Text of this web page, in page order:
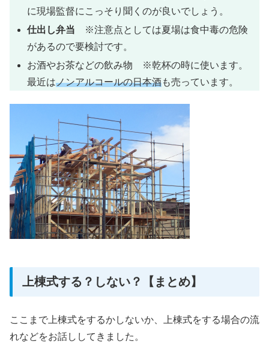
に現場監督にこっそり聞くのが良いでしょう。
仕出し弁当 ※注意点としては夏場は食中毒の危険
があるので要検討です。
お酒やお茶などの飲み物 ※乾杯の時に使います。
最近はノンアルコールの日本酒も売っています。
上棟式する？しない？【まとめ】
ここまで上棟式をするかしないか、上棟式をする場合の流
れなどをお話ししてきました。